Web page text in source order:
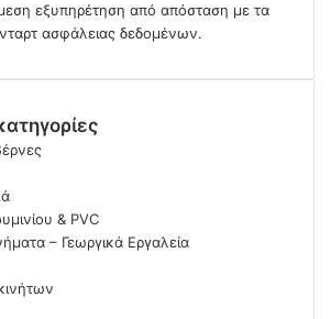
εξυπηρέτηση από απόσταση με τα
ασφάλειας δεδομένων.
& PVC
– Γεωργικά Εργαλεία